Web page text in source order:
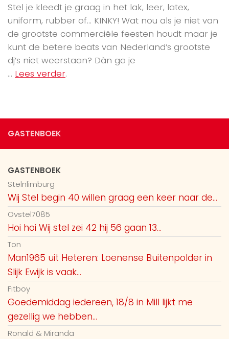
Stel je kleedt je graag in het lak, leer, latex,
uniform, rubber of… KINKY! Wat nou als je niet van
de grootste commerciële feesten houdt maar je
kunt de betere beats van Nederland’s grootste
dj’s niet weerstaan? Dàn ga je
... Lees verder.
GASTENBOEK
GASTENBOEK
Stelnlimburg
Wij Stel begin 40 willen graag een keer naar de...
Ovstel7085
Hoi hoi Wij stel zei 42 hij 56 gaan 13...
Ton
Man1965 uit Heteren: Loenense Buitenpolder in
Slijk Ewijk is vaak...
Fitboy
Goedemiddag iedereen, 18/8 in Mill lijkt me
gezellig we hebben...
Ronald & Miranda